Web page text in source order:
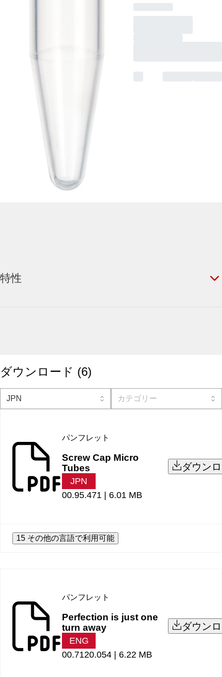
特性
ダウンロード (6)
パンフレット
Screw Cap Micro
Tubes
JPN
00.95.471 | 6.01 MB
ダウン
15 その他の言語で利用可能
パンフレット
Perfection is just one
turn away
ENG
00.7120.054 | 6.22 MB
ダウン